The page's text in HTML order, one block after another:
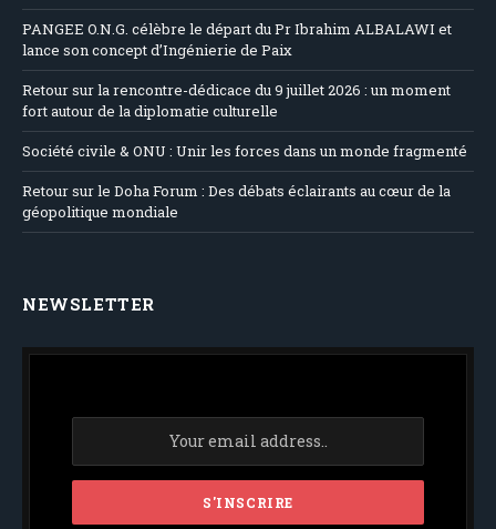
PANGEE O.N.G. célèbre le départ du Pr Ibrahim ALBALAWI et
lance son concept d’Ingénierie de Paix
Retour sur la rencontre-dédicace du 9 juillet 2026 : un moment
fort autour de la diplomatie culturelle
Société civile & ONU : Unir les forces dans un monde fragmenté
Retour sur le Doha Forum : Des débats éclairants au cœur de la
géopolitique mondiale
NEWSLETTER